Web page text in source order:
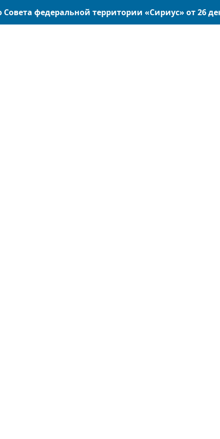
федеральной территории «Сириус» от 26